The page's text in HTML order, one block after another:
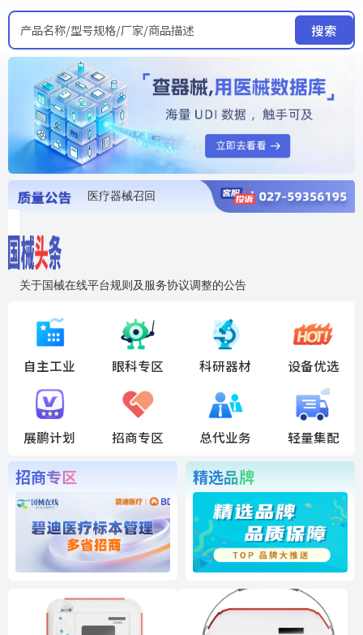
产品名称/型号规格/厂家/商品描述 搜索
医疗器械召回
关于国械在线平台规则及服务协议调整的公告
国药创研AED开启全国招商
自主工业 眼科专区 科研器材 设备优选
展鹏计划 招商专区 总代业务 轻量集配
招商专区 精选品牌